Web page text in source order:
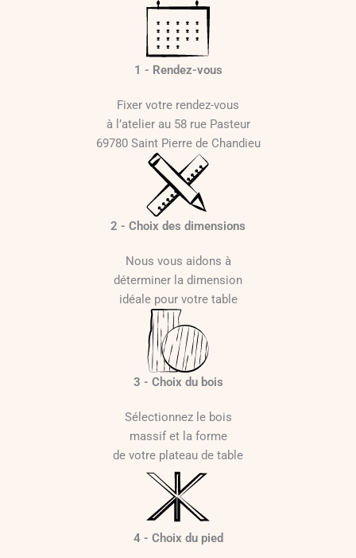
1
9
0
2
0
1 - Rendez-vous
Fixer votre rendez-vous
à l’atelier au 58 rue Pasteur
69780 Saint Pierre de Chandieu
2 - Choix des dimensions
Nous vous aidons à
déterminer la dimension
idéale pour votre table
3 - Choix du bois
Sélectionnez le bois
massif et la forme
de votre plateau de table
4 - Choix du pied